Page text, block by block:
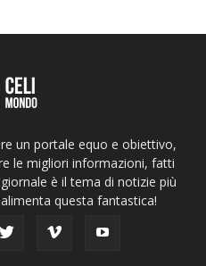
un portale equo e obiettivo,
le migliori informazioni, fatti
è il tema di notizie più
questa fantastica!